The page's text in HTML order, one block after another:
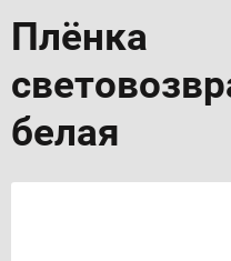
Плёнка
белая